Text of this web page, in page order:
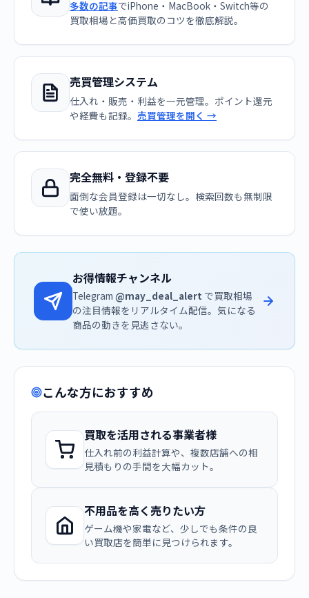
多数の記事でiPhone・MacBook・Switch等の
買取相場と高価買取のコツを徹底解説。
売買管理システム
仕入れ・販売・利益を一元管理。ポイント還元
や経費も記録。 売買管理を開く →
完全無料・登録不要
面倒な会員登録は一切なし。検索回数も無制限
で使い放題。
お得情報チャンネル
Telegram @may_deal_alert で買取相場
の注目情報をリアルタイム配信。気になる
商品の動きを見逃さない。
こんな方におすすめ
買取を活用される事業者様
仕入れ前の利益計算や、複数店舗への相
見積もりの手間を大幅カット。
不用品を高く売りたい方
ゲーム機や家電など、少しでも条件の良
い買取店を簡単に見つけられます。